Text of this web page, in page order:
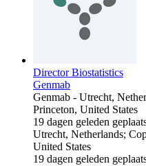
Director Biostatistics
Genmab
Genmab - Utrecht,
Princeton, United States
19 dagen geleden
Utrecht, Netherlands;
United States
19 dagen geleden